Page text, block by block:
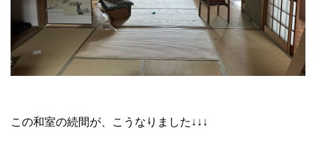
この和室の続間が、こうなりました↓↓↓